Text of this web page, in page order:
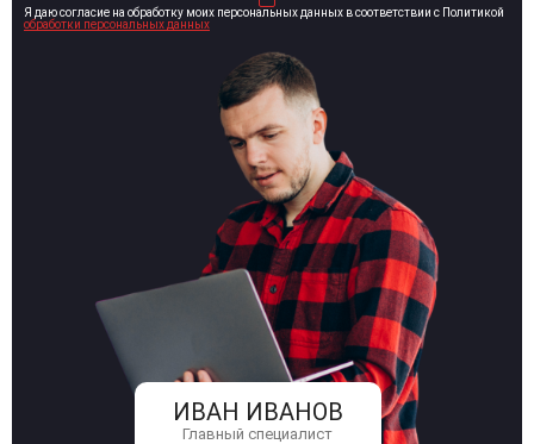
ИВАН ИВАНОВ
Главный специалист
Я даю согласие на обработку моих персональных данных в соответствии с Политикой
обработки персональных данных